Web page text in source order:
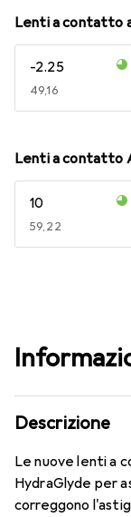
Lenti a contatto
-2.25
EUR
49,16
Lenti a contatto
10
EUR
59,22
Descrizione
Le nuove lenti a
HydraGlyde per
correggono